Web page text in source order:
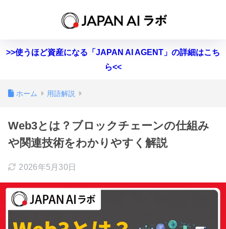
>>使うほど資産になる「JAPAN AI AGENT」の詳細はこち
ら<<
ホーム 用語解説
Web3とは？ブロックチェーンの仕組み
や関連技術をわかりやすく解説
2026年5月30日